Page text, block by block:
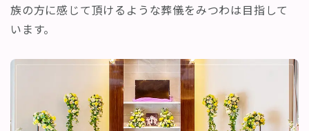
族の方に感じて頂けるような葬儀をみつわは目指して
います。